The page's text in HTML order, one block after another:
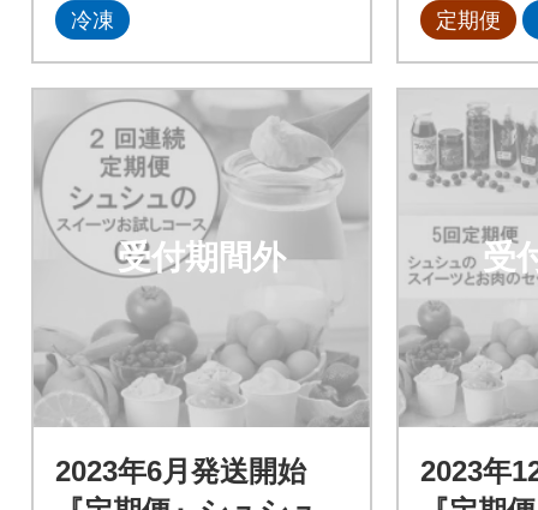
冷凍 定期便
受付期間外
2023年6月発送開始
受
2023年